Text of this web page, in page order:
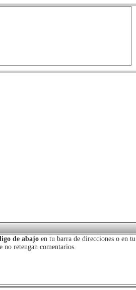
de abajo en tu barra de direcciones o en tu
no retengan comentarios.